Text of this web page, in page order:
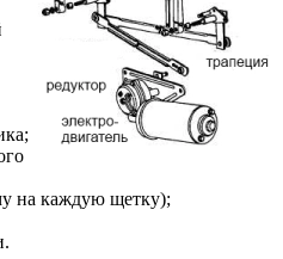
на каждую щетку);